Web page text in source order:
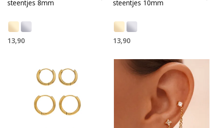
steentjes 8mm
13,90
steentjes 10mm
13,90